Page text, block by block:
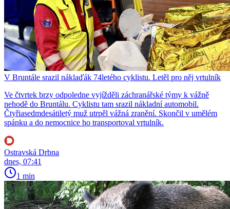
V Bruntále srazil náklaďák 74letého cyklistu. Letěl pro něj vrtulník
Ve čtvrtek brzy odpoledne vyjížděli záchranářské týmy k vážně
nehodě do Bruntálu. Cyklistu tam srazil nákladní automobil.
Čtyřiasedmdesátiletý muž utrpěl vážná zranění. Skončil v umělém
spánku a do nemocnice ho transportoval vrtulník.
Ostravská Drbna
dnes, 07:41
1 min